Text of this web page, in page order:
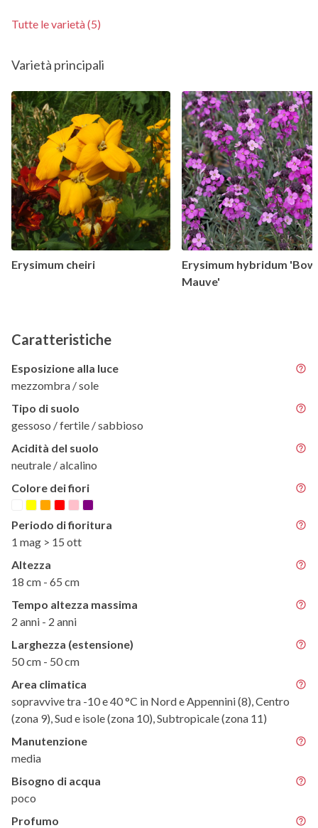
Tutte le varietà (5)
Varietà principali
Erysimum cheiri
Erysimum hybridum
Mauve'
Caratteristiche
Esposizione alla luce
mezzombra / sole
Tipo di suolo
gessoso / fertile / sabbioso
Acidità del suolo
neutrale / alcalino
Colore dei fiori
Periodo di fioritura
1 mag > 15 ott
Altezza
18 cm - 65 cm
Tempo altezza massima
2 anni - 2 anni
Larghezza (estensione)
50 cm - 50 cm
Area climatica
sopravvive tra -10 e 40 °C in Nord e Appennini (8), Centro
(zona 9), Sud e isole (zona 10), Subtropicale (zona 11)
Manutenzione
media
Bisogno di acqua
poco
Profumo